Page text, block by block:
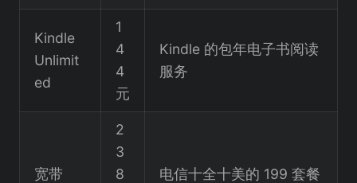
Kindle
Unlimit
ed
1
4
4
元
Kindle 的包年电子书阅读
服务
宽带
2
3
8
电信十全十美的 199 套餐